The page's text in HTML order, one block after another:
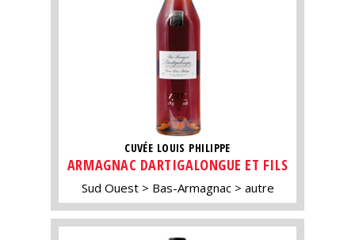
CUVÉE LOUIS PHILIPPE
ARMAGNAC DARTIGALONGUE ET FILS
Sud Ouest Bas-Armagnac autre